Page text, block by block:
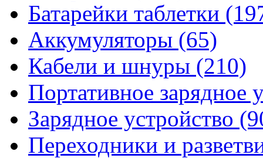
Батарейки таблетки
Аккумуляторы (65)
Кабели и шнуры (210)
Портативное зарядное
Зарядное устройство
Переходники и